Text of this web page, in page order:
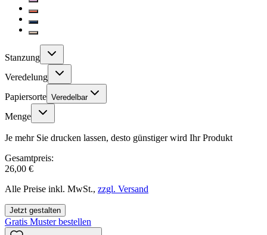
Stanzung
Veredelung
Papiersorte Veredelbar
Menge
Je mehr Sie drucken lassen, desto günstiger wird Ihr Produkt
Gesamtpreis:
26,00 €
Alle Preise inkl. MwSt., zzgl. Versand
Jetzt gestalten
Gratis Muster bestellen